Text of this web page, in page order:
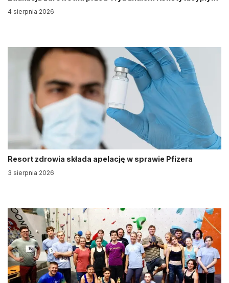
4 sierpnia 2026
Resort zdrowia składa apelację w sprawie Pfizera
3 sierpnia 2026